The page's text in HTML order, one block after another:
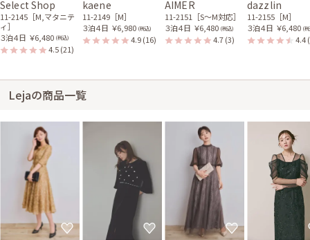
Select Shop
11-2145［M,マタニテ
ィ］
３泊４日 ￥6,480 (税込)
4.5(21)
kaene
11-2149［M］
３泊４日 ￥6,980 (税込)
4.9(16)
AIMER
11-2151［S〜M対応］
３泊４日 ￥6,480 (税込)
4.7(3)
dazzlin
11-2155［M］
３泊４日 ￥6,480 (
4.4
Lejaの商品一覧